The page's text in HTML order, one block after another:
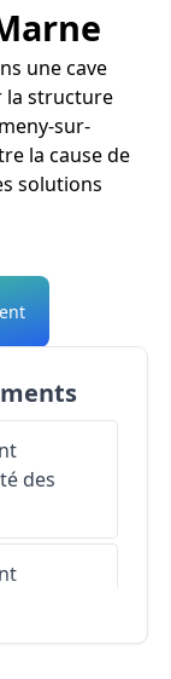
une cave
la structure
sur-
la cause de
solutions
des